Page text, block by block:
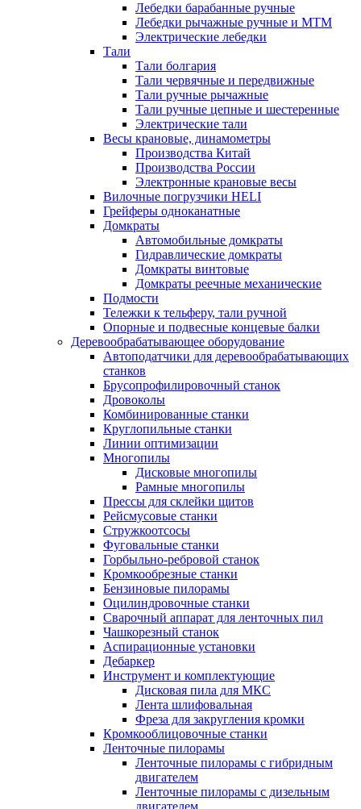
Лебедки барабанные ручные
Лебедки рычажные ручные и МТМ
Электрические лебедки
Тали
Тали болгария
Тали червячные и передвижные
Тали ручные рычажные
Тали ручные цепные и шестеренные
Электрические тали
Весы крановые, динамометры
Производства Китай
Производства России
Электронные крановые весы
Вилочные погрузчики HELI
Грейферы одноканатные
Домкраты
Автомобильные домкраты
Гидравлические домкраты
Домкраты винтовые
Домкраты реечные механические
Подмости
Тележки к тельферу, тали ручной
Опорные и подвесные концевые балки
Деревообрабатывающее оборудование
Автоподатчики для деревообрабатывающих
станков
Брусопрофилировочный станок
Дровоколы
Комбинированные станки
Круглопильные станки
Линии оптимизации
Многопилы
Дисковые многопилы
Рамные многопилы
Прессы для склейки щитов
Рейсмусовые станки
Стружкоотсосы
Фуговальные станки
Горбыльно-ребровой станок
Кромкообрезные станки
Бензиновые пилорамы
Оцилиндровочные станки
Сварочный аппарат для ленточных пил
Чашкорезный станок
Аспирационные установки
Дебаркер
Инструмент и комплектующие
Дисковая пила для МКС
Лента шлифовальная
Фреза для закругления кромки
Кромкооблицовочные станки
Ленточные пилорамы
Ленточные пилорамы с гибридным
двигателем
Ленточные пилорамы с дизельным
двигателем